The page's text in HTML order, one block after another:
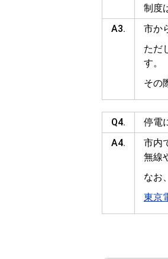
制度
A3.
市か
ただ
す。
その
Q4.
停電
A4.
市内
無線
なお
東京